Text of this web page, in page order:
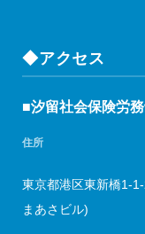
◆アクセス
■汐留社会保険労
住所
東京都港区東新橋1-
まあさビル)